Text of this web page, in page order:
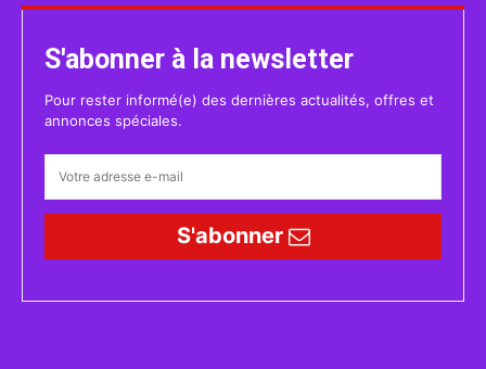
S'abonner à la newsletter
Pour rester informé(e) des dernières actualités, offres et
annonces spéciales.
S'abonner